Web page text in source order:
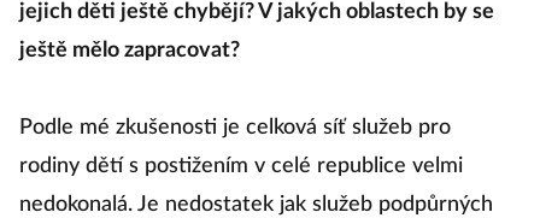
jejich děti ještě chybějí? V jakých oblastech by se
ještě mělo zapracovat?
Podle mé zkušenosti je celková síť služeb pro
rodiny dětí s postižením v celé republice velmi
nedokonalá. Je nedostatek jak služeb podpůrných